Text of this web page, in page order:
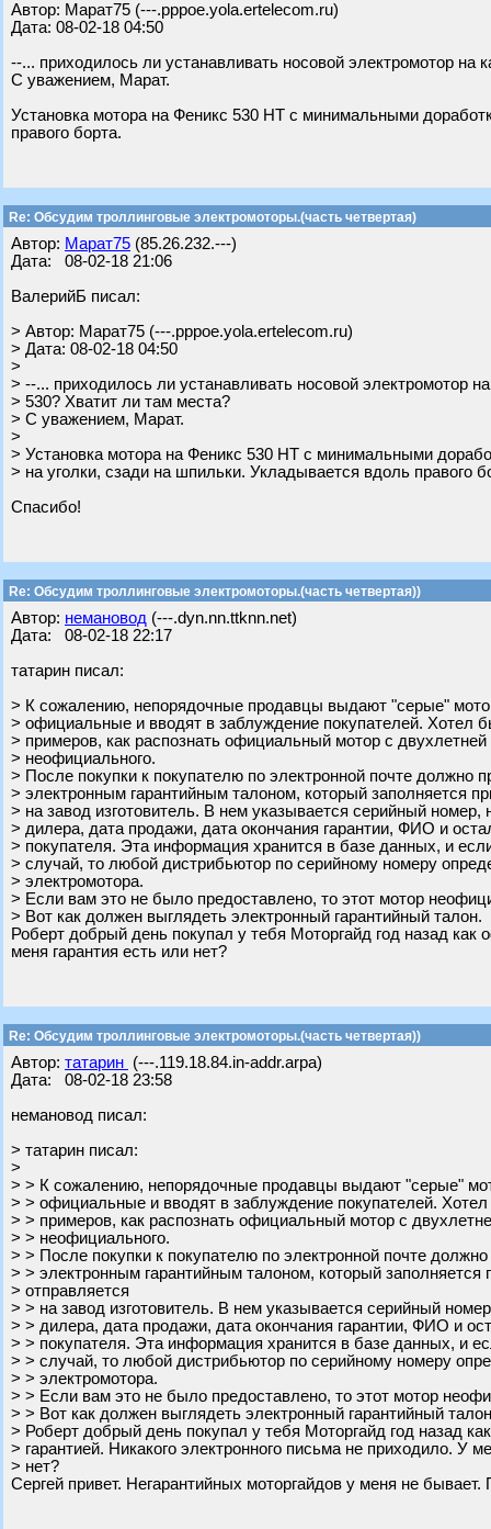
Автор: Марат75 (---.pppoe.yola.ertelecom.ru)
Дата: 08-02-18 04:50
--... приходилось ли устанавливать носовой электромотор на
С уважением, Марат.
Установка мотора на Феникс 530 НТ с минимальными
правого борта.
Re: Обсудим троллинговые электромоторы.(часть четвертая)
Автор: Марат75 (85.26.232.---)
Дата: 08-02-18 21:06
ВалерийБ писал:
> Автор: Марат75 (---.pppoe.yola.ertelecom.ru)
> Дата: 08-02-18 04:50
>
> --... приходилось ли устанавливать носовой электромотор
> 530? Хватит ли там места?
> С уважением, Марат.
>
> Установка мотора на Феникс 530 НТ с минимальными
> на уголки, сзади на шпильки. Укладывается вдоль правого
Спасибо!
Re: Обсудим троллинговые электромоторы.(часть четвертая))
Автор: немановод (---.dyn.nn.ttknn.net)
Дата: 08-02-18 22:17
татарин писал:
> К сожалению, непорядочные продавцы выдают "серые"
> официальные и вводят в заблуждение покупателей. Хотел
> примеров, как распознать официальный мотор с двухлетней
> неофициального.
> После покупки к покупателю по электронной почте должно
> электронным гарантийным талоном, который заполняется
> на завод изготовитель. В нем указывается серийный
> дилера, дата продажи, дата окончания гарантии, ФИО и
> покупателя. Эта информация хранится в базе данных, и
> случай, то любой дистрибьютор по серийному номеру
> электромотора.
> Если вам это не было предоставлено, то этот мотор
> Вот как должен выглядеть электронный гарантийный талон.
Роберт добрый день покупал у тебя Моторгайд год назад
меня гарантия есть или нет?
Re: Обсудим троллинговые электромоторы.(часть четвертая))
Автор: татарин (---.119.18.84.in-addr.arpa)
Дата: 08-02-18 23:58
немановод писал:
> татарин писал:
>
> > К сожалению, непорядочные продавцы выдают "серые"
> > официальные и вводят в заблуждение покупателей.
> > примеров, как распознать официальный мотор с
> > неофициального.
> > После покупки к покупателю по электронной почте
> > электронным гарантийным талоном, который заполняется
> отправляется
> > на завод изготовитель. В нем указывается серийный
> > дилера, дата продажи, дата окончания гарантии, ФИО и
> > покупателя. Эта информация хранится в базе данных, и
> > случай, то любой дистрибьютор по серийному номеру
> > электромотора.
> > Если вам это не было предоставлено, то этот мотор
> > Вот как должен выглядеть электронный гарантийный
> Роберт добрый день покупал у тебя Моторгайд год назад
> гарантией. Никакого электронного письма не приходило. У
> нет?
Сергей привет. Негарантийных моторгайдов у меня не